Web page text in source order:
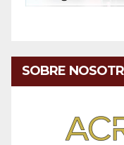
SOBRE